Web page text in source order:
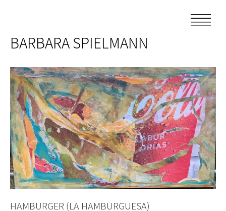
content
BARBARA SPIELMANN
HAMBURGER (LA HAMBURGUESA)